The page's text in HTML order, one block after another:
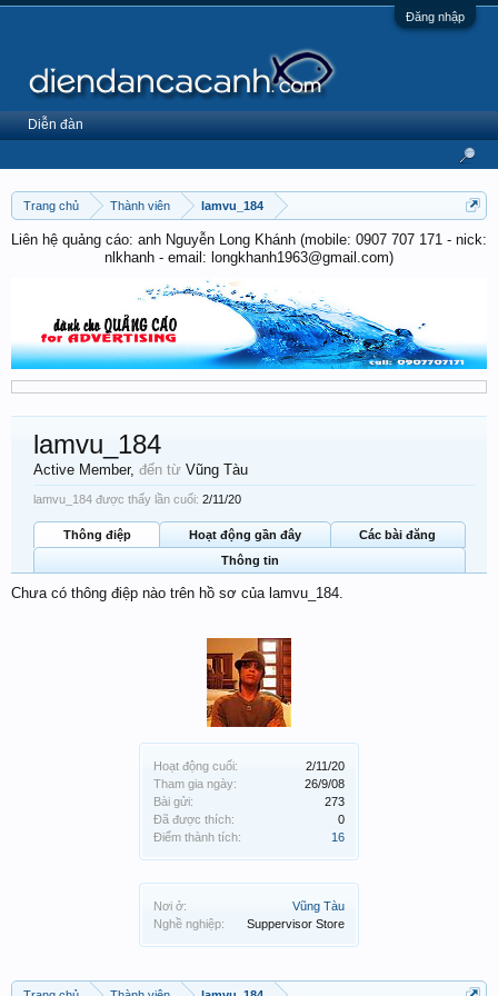
Đăng nhập
Trang chủ Thành viên lamvu_184
Liên hệ quảng cáo: anh Nguyễn Long Khánh (mobile: 0907 707 171 - nick:
nlkhanh - email: longkhanh1963@gmail.com)
Hoạt động cuối:
2/11/20
Tham gia ngày:
26/9/08
Bài gửi:
273
Đã được thích:
0
Điểm thành tích:
16
Nơi ở:
Vũng Tàu
Nghề nghiệp:
Suppervisor Store
lamvu_184
Active Member, đến từ Vũng Tàu
lamvu_184 được thấy lần cuối: 2/11/20
Thông điệp Hoạt động gần đây
Các bài đăng
Thông tin
Chưa có thông điệp nào trên hồ sơ của lamvu_184.
Diễn đàn